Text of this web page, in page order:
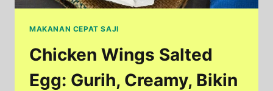
MAKANAN CEPAT SAJI
Chicken Wings Salted
Egg: Gurih, Creamy, Bikin